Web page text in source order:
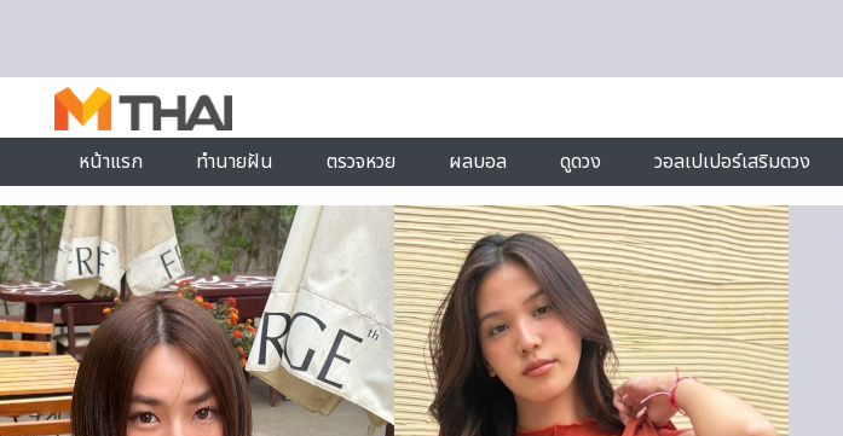
หน้าแรก
ทำนายฝัน ตรวจหวย ผลบอล ดูดวง วอลเปเปอร์เสริมดวง